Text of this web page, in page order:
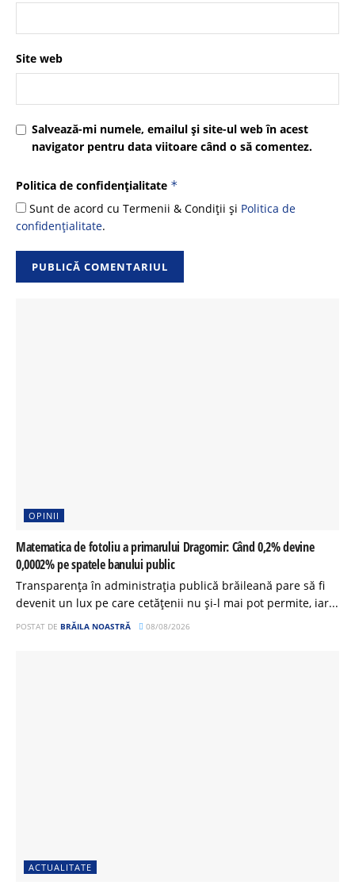
Site web
Salvează-mi numele, emailul și site-ul web în acest
navigator pentru data viitoare când o să comentez.
Politica de confidențialitate *
Sunt de acord cu Termenii & Condiții și Politica de
confidențialitate.
OPINII
Matematica de fotoliu a primarului Dragomir: Când 0,2% devine
0,0002% pe spatele banului public
Transparența în administrația publică brăileană pare să fi
devenit un lux pe care cetățenii nu și-l mai pot permite, iar...
POSTAT DE BRĂILA NOASTRĂ 08/08/2026
ACTUALITATE